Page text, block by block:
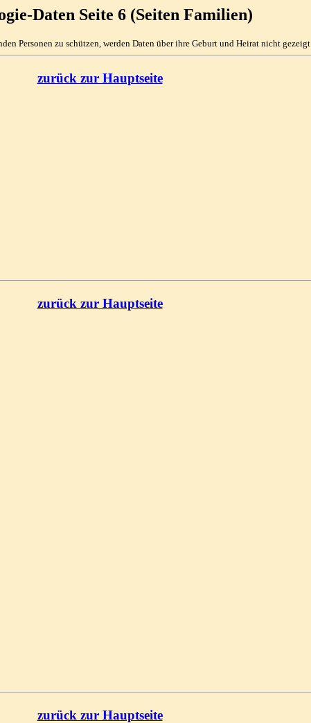
Daten Seite 6 (Seiten Familien)
Personen zu schützen, werden Daten über ihre Geburt und Heirat nicht gezeigt.
zurück zur Hauptseite
zurück zur Hauptseite
zurück zur Hauptseite